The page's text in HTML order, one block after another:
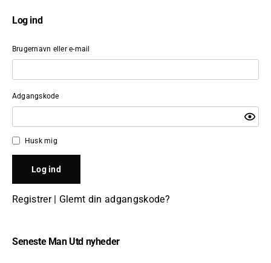
Log ind
Brugernavn eller e-mail
Adgangskode
Husk mig
Registrer| Glemt din adgangskode?
Seneste Man Utd nyheder